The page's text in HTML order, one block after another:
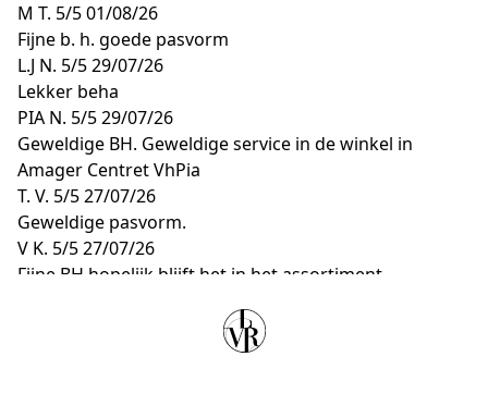
M T. 5/501/08/26
Fijne b. h. goede pasvorm
L.J N. 5/529/07/26
Lekker beha
PIA N. 5/529/07/26
Geweldige BH. Geweldige service in de winkel in
Amager Centret VhPia
T. V. 5/527/07/26
Geweldige pasvorm.
V K. 5/527/07/26
Fijne BH,hopelijk blijft het in het assortiment